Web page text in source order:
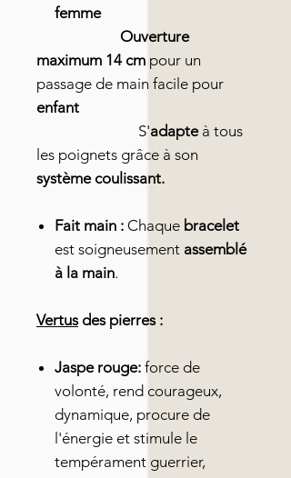
femme
Ouverture
maximum 14 cm pour un
passage de main facile pour
enfant
S'adapteà tous
les poignets grâce à son
système coulissant.
Fait main : Chaque bracelet
est soigneusement assemblé
à la main.
Vertusdes pierres :
Jaspe rouge: force de
volonté, rend courageux,
dynamique, procure de
l'énergie et stimule le
tempérament guerrier,